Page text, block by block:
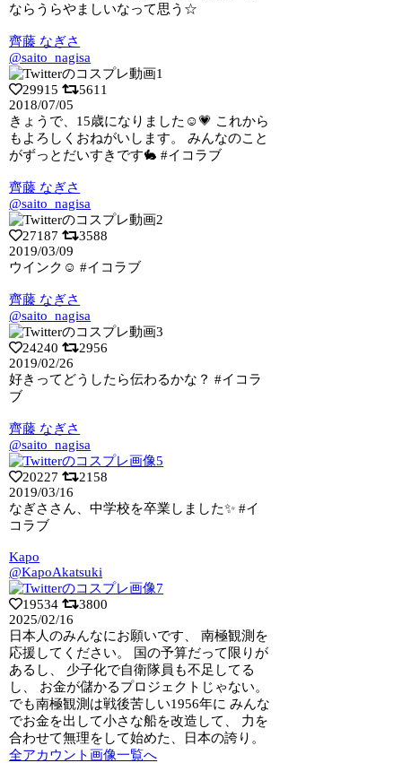
ならうらやましいなって思う☆
齊藤 なぎさ
@saito_nagisa
29915
5611
2018/07/05
きょうで、15歳になりました☺️💗 これから
もよろしくおねがいします。 みんなのこと
がずっとだいすきです🐇 #イコラブ
齊藤 なぎさ
@saito_nagisa
27187
3588
2019/03/09
ウインク☺︎ #イコラブ
齊藤 なぎさ
@saito_nagisa
24240
2956
2019/02/26
好きってどうしたら伝わるかな？ #イコラ
ブ
齊藤 なぎさ
@saito_nagisa
20227
2158
2019/03/16
なぎささん、中学校を卒業しました✨ #イ
コラブ
Kapo
@KapoAkatsuki
19534
3800
2025/02/16
日本人のみんなにお願いです、 南極観測を
応援してください。 国の予算だって限り が
あるし、 少子化で自衛隊員も不足してる
し、 お金が儲かるプロジェクトじゃない。
でも南極観測は戦後苦しい1956年に みんな
でお金を出して小さな船を改造して、 力を
合わせて無理をして始めた、日本の誇り。
全アカウント画像一覧へ